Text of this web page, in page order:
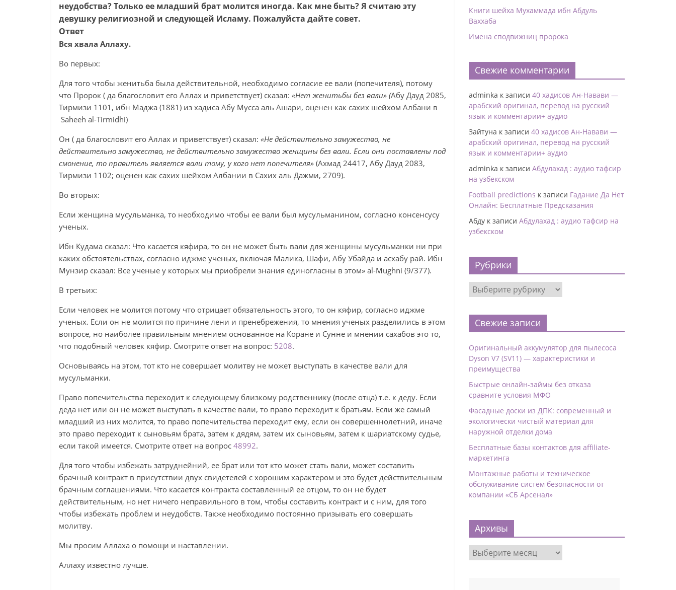
неудобства? Только ее младший брат молится иногда. Как мне быть? Я считаю эту
девушку религиозной и следующей Исламу. Пожалуйста дайте совет.
Ответ
Вся хвала Аллаху.
Во первых:
Для того чтобы женитьба была действительной, необходимо согласие ее вали (попечителя), потому
что Пророк ( да благословит его Аллах и приветствует) сказал: «Нет женитьбы без вали» (Абу Дауд 2085,
Тирмизи 1101, ибн Маджа (1881) из хадиса Абу Мусса аль Ашари, оценен как сахих шейхом Албани в
Saheeh al-Tirmidhi)
Он ( да благословит его Аллах и приветствует) сказал: «Не действительно замужество, не
действительно замужество, не действительно замужество женщины без вали. Если они поставлены под
смонение, то правитель является вали тому, у кого нет попечителя» (Ахмад 24417, Абу Дауд 2083,
Тирмизи 1102; оценен как сахих шейхом Албании в Сахих аль Дажми, 2709).
Во вторых:
Если женщина мусульманка, то необходимо чтобы ее вали был мусульманином, согласно консенсусу
ученых.
Ибн Кудама сказал: Что касается кяфира, то он не может быть вали для женщины мусульманки ни при
каких обстоятельствах, согласно иджме ученых, включая Малика, Шафи, Абу Убайда и асхабу рай. Ибн
Мунзир сказал: Все ученые у которых мы приобрели знания единогласны в этом» al-Mughni (9/377).
В третьих:
Если человек не молится потому что отрицает обязательность этого, то он кяфир, согласно иджме
ученых. Если он не молится по причине лени и пренебрежения, то мнения ученых разделились в этом
вопросе, но наиболее правильным мнением основанное на Коране и Сунне и мнении сахабов это то,
что подобный человек кяфир. Смотрите ответ на вопрос: 5208.
Основываясь на этом, тот кто не совершает молитву не может выступать в качестве вали для
мусульманки.
Право попечительства переходит к следующему близкому родственнику (после отца) т.е. к деду. Если
деда нет или он не может выступать в качестве вали, то право переходит к братьям. Если же самый
младший из них молится, то право попечительства переходит ему, если он совершеннолетний, иначе
это право переходит к сыновьям брата, затем к дядям, затем их сыновьям, затем к шариатскому судье,
если такой имеется. Смотрите ответ на вопрос 48992.
Для того чтобы избежать затруднейний, ее брат или тот кто может стать вали, может составить
брачный контракт в присутствии двух свидетелей с хорошим характером и это будет действительным
брачным соглашениями. Что касается контракта составленный ее отцом, то он не будет
действительным, но нет ничего неправильного в том, чтобы составить контракт и с ним, для того
чтобы избежать проблем и неудобств. Также необходимо постоянно призывать его совершать
молитву.
Мы просим Аллаха о помощи и наставлении.
Аллаху известно лучше.
Книги шейха Мухаммада ибн Абдуль
Ваххаба
Имена сподвижниц пророка
Свежие комментарии
adminka к записи 40 хадисов Ан-Навави —
арабский оригинал, перевод на русский
язык и комментарии+ аудио
Зайтуна к записи 40 хадисов Ан-Навави —
арабский оригинал, перевод на русский
язык и комментарии+ аудио
adminka к записи Абдулахад : аудио тафсир
на узбекском
Football predictions к записи Гадание Да Нет
Онлайн: Бесплатные Предсказания
Абду к записи Абдулахад : аудио тафсир на
узбекском
Рубрики
Свежие записи
Оригинальный аккумулятор для пылесоса
Dyson V7 (SV11) — характеристики и
преимущества
Быстрые онлайн-займы без отказа
сравните условия МФО
Фасадные доски из ДПК: современный и
экологически чистый материал для
наружной отделки дома
Бесплатные базы контактов для affiliate-
маркетинга
Монтажные работы и техническое
обслуживание систем безопасности от
компании «СБ Арсенал»
Архивы